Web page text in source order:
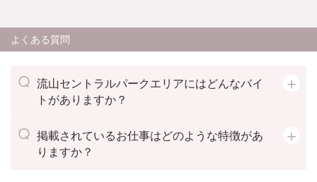
よくある質問
流山セントラルパークエリアにはどんなバイ
トがありますか？
掲載されているお仕事はどのような特徴があ
りますか？